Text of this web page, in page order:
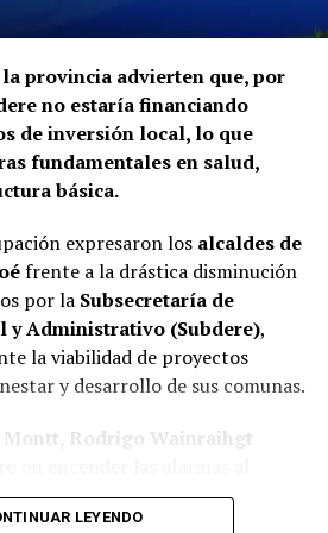
provincia advierten que, por
no estaría financiando
de inversión local, lo que
fundamentales en salud,
básica.
expresaron los alcaldes de
frente a la drástica disminución
por la Subsecretaría de
y Administrativo (Subdere),
la viabilidad de proyectos
y desarrollo de sus comunas.
Rodrigo Wainraihgt
que la Subdere no cuenta con
del Programa de
LEYENDO